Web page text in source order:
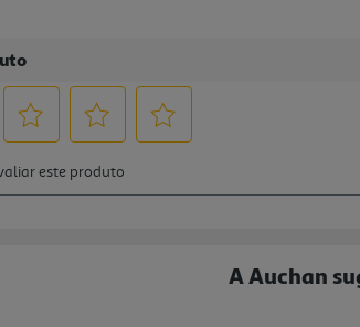
A Auchan